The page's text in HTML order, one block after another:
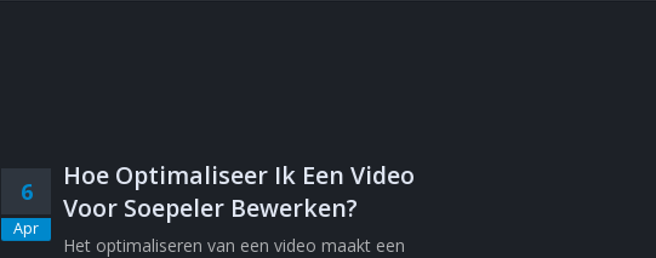
6
Apr
Hoe Optimaliseer Ik Een Video
Voor Soepeler Bewerken?
Het optimaliseren van een video maakt een